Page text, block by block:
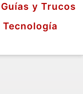
Guías y Trucos
Tecnología